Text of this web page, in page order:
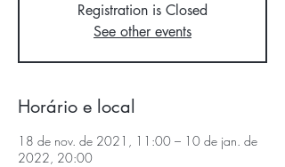
Registration is Closed
See other events
Horário e local
18 de nov. de 2021, 11:00 – 10 de jan. de
2022, 20:00